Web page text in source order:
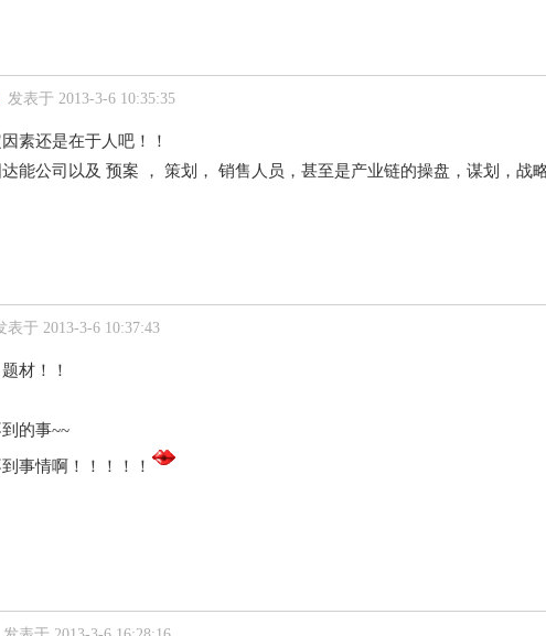
发表于 2013-3-6 10:35:35
素还是在于人吧！！
能公司以及 预案 ， 策划， 销售人员，甚至是产业链的操盘，谋划，战
表于 2013-3-6 10:37:43
材！！
的事~~
事情啊！！！！！